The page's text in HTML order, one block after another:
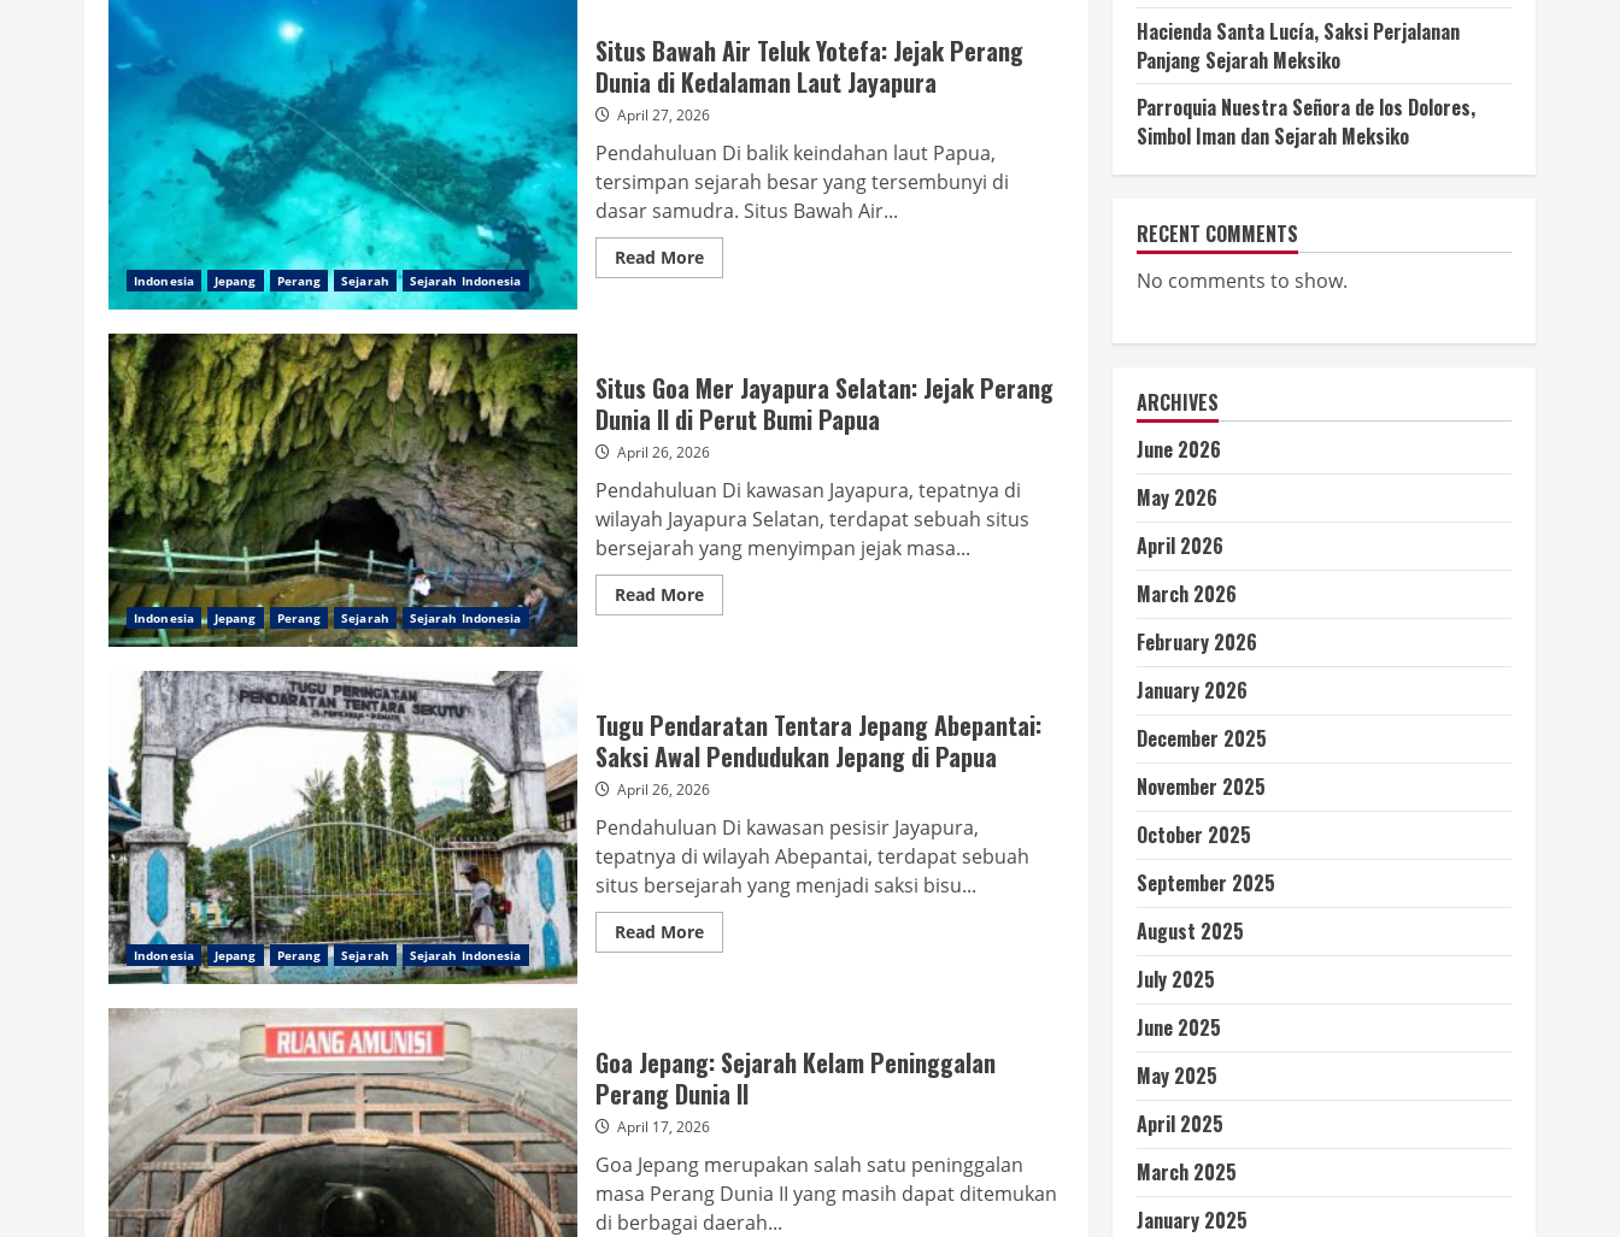
Landmark
Pop
Culture
Futuristik
Pudong
Indonesia Jepang Perang Sejarah Sejarah Indonesia
Situs Bawah Air Teluk Yotefa: Jejak Perang
Dunia di Kedalaman Laut Jayapura
April 27, 2026
Pendahuluan Di balik keindahan laut Papua,
tersimpan sejarah besar yang tersembunyi di
dasar samudra. Situs Bawah Air...
Read MoreRead
more
Yotefa:
Jejak
Perang
Dunia
Kedalaman
Jayapura
Indonesia Jepang Perang Sejarah Sejarah Indonesia
Situs Goa Mer Jayapura Selatan: Jejak Perang
Dunia II di Perut Bumi Papua
April 26, 2026
Pendahuluan Di kawasan Jayapura, tepatnya di
wilayah Jayapura Selatan, terdapat sebuah situs
bersejarah yang menyimpan jejak masa...
Read MoreRead
more
Jejak
Perang
Dunia
di
Bumi
Papua
Indonesia Jepang Perang Sejarah Sejarah Indonesia
Tugu Pendaratan Tentara Jepang Abepantai:
Saksi Awal Pendudukan Jepang di Papua
April 26, 2026
Pendahuluan Di kawasan pesisir Jayapura,
tepatnya di wilayah Abepantai, terdapat sebuah
situs bersejarah yang menjadi saksi bisu...
Read MoreRead
more
Abepantai:
Saksi
Awal
Pendudukan
di
Goa Jepang: Sejarah Kelam Peninggalan
Perang Dunia II
April 17, 2026
Goa Jepang merupakan salah satu peninggalan
masa Perang Dunia II yang masih dapat ditemukan
di berbagai daerah...
Hacienda Santa Lucía, Saksi Perjalanan
Panjang Sejarah Meksiko
Parroquia Nuestra Señora de los Dolores,
Simbol Iman dan Sejarah Meksiko
RECENT COMMENTS
No comments to show.
ARCHIVES
June 2026
May 2026
April 2026
March 2026
February 2026
January 2026
December 2025
November 2025
October 2025
September 2025
August 2025
July 2025
June 2025
May 2025
April 2025
March 2025
January 2025